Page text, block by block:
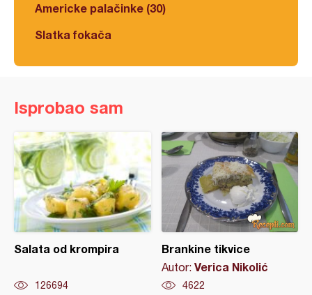
Americke palačinke (30)
Slatka fokača
Isprobao sam
Salata od krompira
126694
Brankine tikvice
Autor: Verica Nikolić
4622